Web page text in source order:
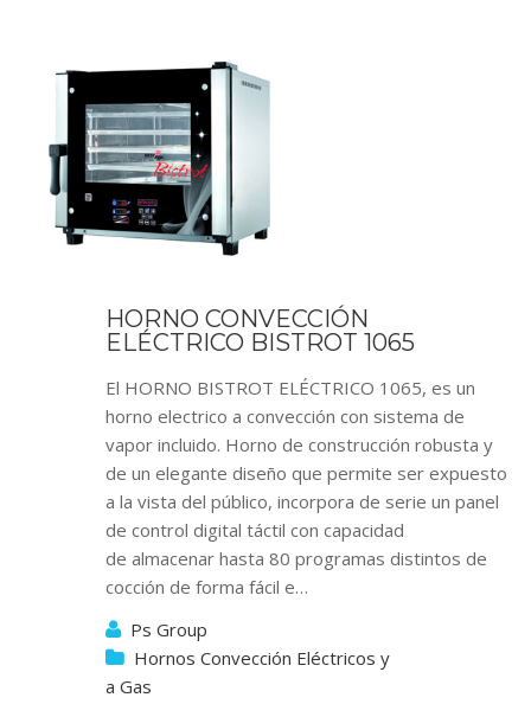
HORNO CONVECCIÓN
ELÉCTRICO BISTROT 1065
El HORNO BISTROT ELÉCTRICO 1065, es un
horno electrico a convección con sistema de
vapor incluido. Horno de construcción robusta y
de un elegante diseño que permite ser expuesto
a la vista del público, incorpora de serie un panel
de control digital táctil con capacidad
de almacenar hasta 80 programas distintos de
cocción de forma fácil e…
Ps Group
Hornos Convección Eléctricos y
a Gas